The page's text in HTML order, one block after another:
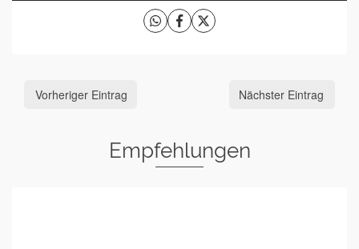
Vorheriger Eintrag Nächster Eintrag
Empfehlungen